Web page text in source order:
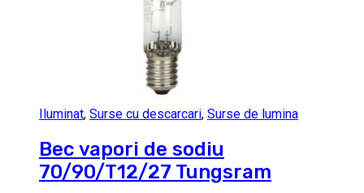
Iluminat, Surse cu descarcari, Surse de lumina
Bec vapori de sodiu
70/90/T12/27 Tungsram